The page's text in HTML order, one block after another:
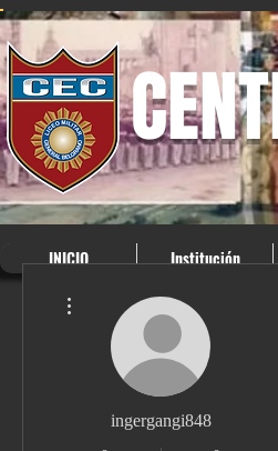
INICIO Institución
ingergangi848